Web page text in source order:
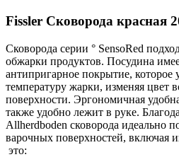
Fissler Сковорода красная
Сковорода серии ° SensoRed
обжарки продуктов. Посудина
антипригарное покрытие, которое
температуру жарки, изменяя цвет
поверхности. Эргономичная
также удобно лежит в руке.
Allherdboden сковорода идеально
варочных поверхностей, включая
это: